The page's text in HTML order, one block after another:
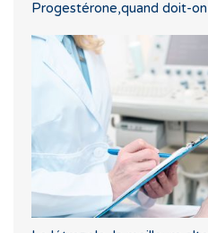
Progestérone,quand doit-